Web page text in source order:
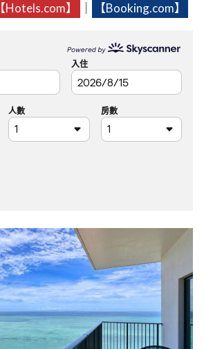
【Hotels.com】 【Booking.com】